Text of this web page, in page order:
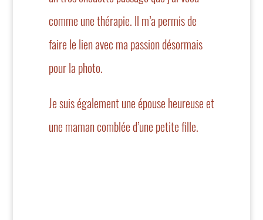
comme une thérapie. Il m’a permis de
faire le lien avec ma passion désormais
pour la photo.
Je suis également une épouse heureuse et
une maman comblée d’une petite fille.